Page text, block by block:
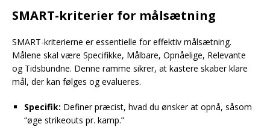
SMART-kriterier for målsætning
SMART-kriterierne er essentielle for effektiv målsætning.
Målene skal være Specifikke, Målbare, Opnåelige, Relevante
og Tidsbundne. Denne ramme sikrer, at kastere skaber klare
mål, der kan følges og evalueres.
Specifik: Definer præcist, hvad du ønsker at opnå, såsom
“øge strikeouts pr. kamp.”